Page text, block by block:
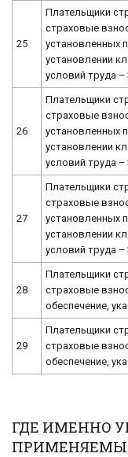
25
Плательщики
страховые
установленных
установлении
условий труда –
26
Плательщики
страховые
установленных
установлении
условий труда –
27
Плательщики
страховые
установленных
установлении
условий труда –
28
Плательщики
страховые
обеспечение,
29
Плательщики
страховые
обеспечение,
ГДЕ ИМЕННО